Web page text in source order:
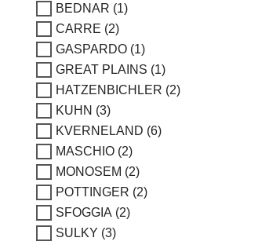
BEDNAR (1)
CARRE (2)
GASPARDO(1)
GREAT PLAINS (1)
HATZENBICHLER (2)
KUHN (3)
KVERNELAND (6)
MASCHIO(2)
MONOSEM (2)
POTTINGER (2)
SFOGGIA (2)
SULKY (3)